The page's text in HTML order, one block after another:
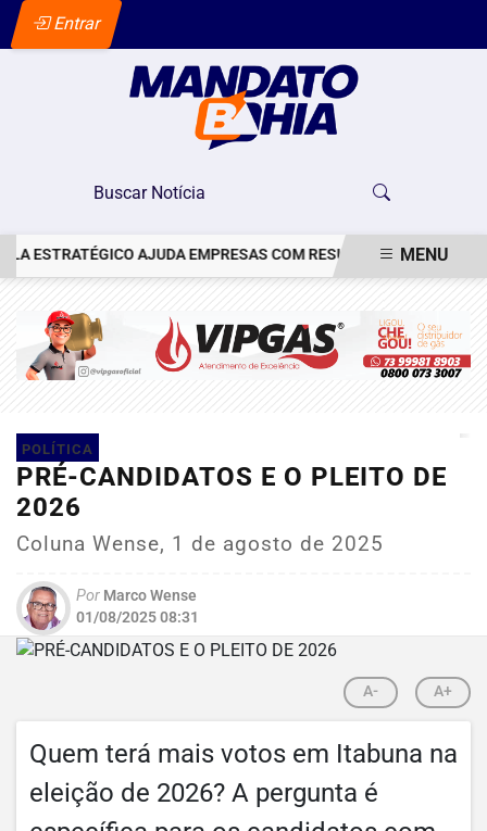
Entrar
ESTRATÉGICO AJUDA EMPRESAS COM RESULTADOS MENU
POLÍTICA
PRÉ-CANDIDATOS E O PLEITO DE
2026
Coluna Wense, 1 de agosto de 2025
Por Marco Wense
01/08/2025 08:31
A- A+
Quem terá mais votos em Itabuna na
eleição de 2026? A pergunta é